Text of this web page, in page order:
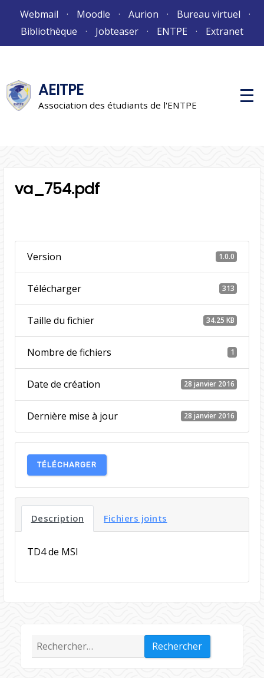
Webmail Moodle Aurion
Bureau virtuel
Bibliothèque
Jobteaser ENTPE Extranet
AEITPE
Association des étudiants de l'ENTPE
M
e
va_754.pdf
Version 1.0.0
Télécharger 313
Taille du fichier 34.25 KB
Nombre de fichiers 1
Date de création 28 janvier 2016
Dernière mise à jour 28 janvier 2016
TÉLÉCHARGER
Description Fichiers joints
TD4 de MSI
Rechercher :